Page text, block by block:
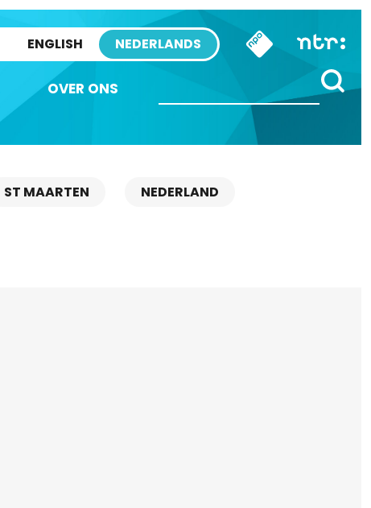
ENGLISH NEDERLANDS
OVER ONS
ST MAARTEN NEDERLAND